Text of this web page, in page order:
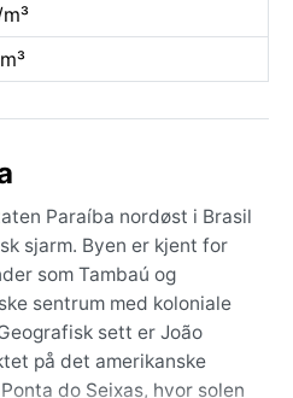
Paraíba nordøst i Brasil
sjarm. Byen er kjent for
som Tambaú og
sentrum med koloniale
sett er João
på det amerikanske
do Seixas, hvor solen